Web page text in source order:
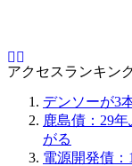
アクセスランキン
デンソーが3
鹿島債：29
がる
電源開発債：